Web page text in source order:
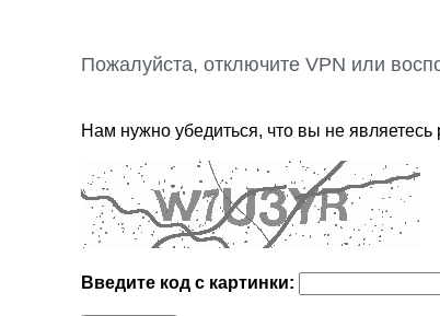
Пожалуйста, отключите VPN или
Нам нужно убедиться, что вы не являетесь
Введите код с картинки: